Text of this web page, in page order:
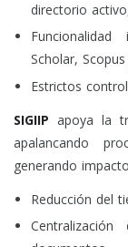
directorio
Scholar,
Estrictos
SIGIIP apoya la
apalancando
generando
Reducción del